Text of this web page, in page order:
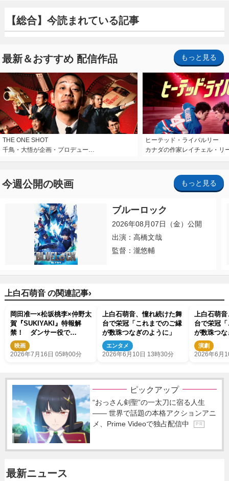
【総合】今読まれている記事
最新＆おすすめ 配信作品 もっと見る
THE ONE SHOT
千鳥・大悟が企画・プロデュー…
ヒーテッド・ライバルリー
カナダの作家レイチェル・リ
今週公開の映画 もっと見る
ブルーロック
2026年08月07日（金）公開
出演：高橋文哉
監督：瀧悠輔
上白石萌音 の関連記事›
岡田准一×松坂桃李×仲野太
賀『SUKIYAKI』特報解
禁！ ダンサー役で
NOSUKEも出演
映画
2026年7月16日 05時00分
上白石萌音、憧れ続けた舞
台で栄冠「これまでのご縁
が数珠つなぎのように」
エンタメ
2026年6月10日 13時30分
上白石萌
台で栄冠
が数珠つ
演劇
2026年6月
ピックアップ
“おっさん剣聖”の一太刀に宿る人生
―― 世界で話題の本格アクションアニ
メ、Prime Videoで独占配信中
P R
最新ニュース